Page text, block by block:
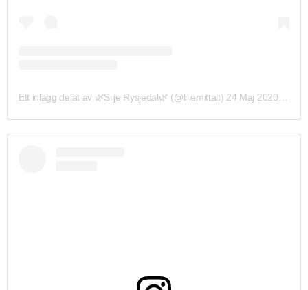
Ett inlägg delat av 🌿Silje Rysjedal🌿 (@lillemittalt) 24 Maj 2020 kl. 3:47 PDT